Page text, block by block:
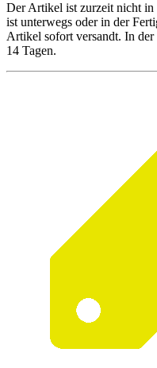
Der Artikel ist zurzeit nicht in
ist unterwegs oder in der
Artikel sofort versandt. In
14 Tagen.